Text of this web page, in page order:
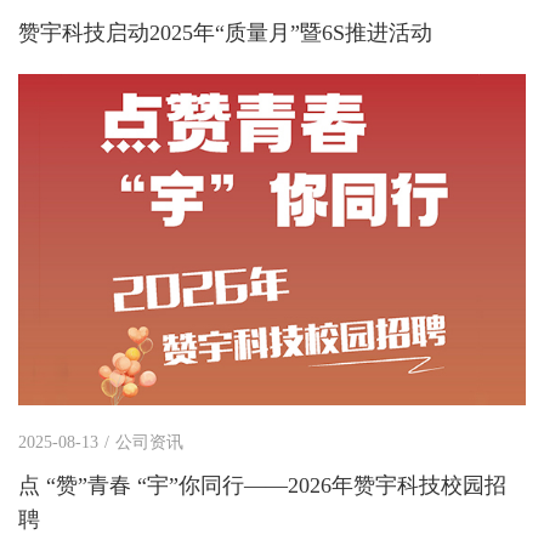
赞宇科技启动2025年“质量月”暨6S推进活动
2025-08-13 / 公司资讯
点 “赞”青春 “宇”你同行——2026年赞宇科技校园招
聘